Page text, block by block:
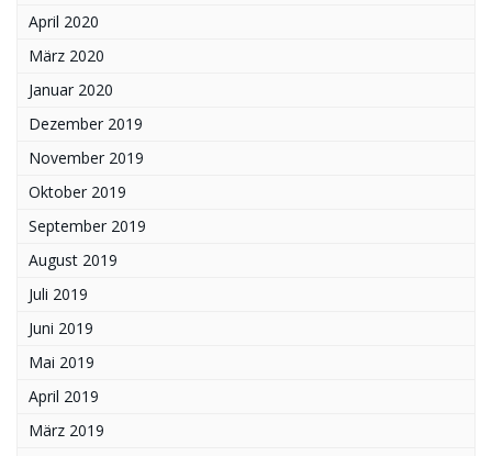
April 2020
März 2020
Januar 2020
Dezember 2019
November 2019
Oktober 2019
September 2019
August 2019
Juli 2019
Juni 2019
Mai 2019
April 2019
März 2019